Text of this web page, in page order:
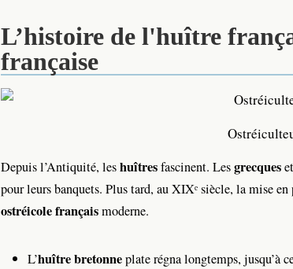
L’histoire de l'huître
française
Depuis l’Antiquité, leshuîtresfascinent. Lesgrecques
pour leurs banquets. Plus tard, au XIXᵉ siècle, la mise
ostréicole françaismoderne.
L’huître bretonneplate régna longtemps, jusqu’à